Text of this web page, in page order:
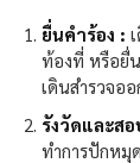
ยื่นคำร้อง :
ท้องที่ หรือยื่น
เดินสำรวจ
รังวัดและส
ทำการปักหมุ